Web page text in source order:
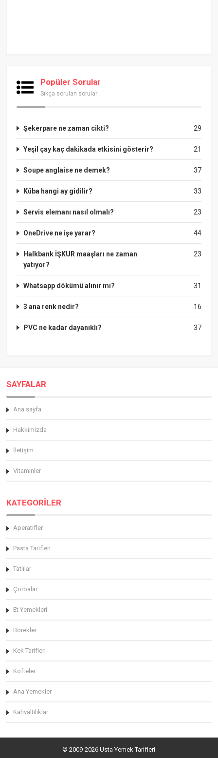
Popüler Sorular
Sıkça sorulan sorular
29
Şekerpare ne zaman cikti?
21
Yeşil çay kaç dakikada etkisini gösterir?
37
Soupe anglaise ne demek?
33
Küba hangi ay gidilir?
23
Servis elemanı nasıl olmalı?
44
OneDrive ne işe yarar?
23
Halkbank İŞKUR maaşları ne zaman
yatıyor?
31
Whatsapp dökümü alınır mı?
16
3 ana renk nedir?
37
PVC ne kadar dayanıklı?
SAYFALAR
Ana sayfa
Hakkimizda
İletişim
Vitaminler
KATEGORİLER
Aperatifler
Pasta Tarifleri
Tatlılar
Çorbalar
Et Yemekleri
Börekler
Kek Tarifleri
Köfteler
Ana Yemekler
Kahvaltılıklar
© 2009-2026 Usta Yemek Tarifleri